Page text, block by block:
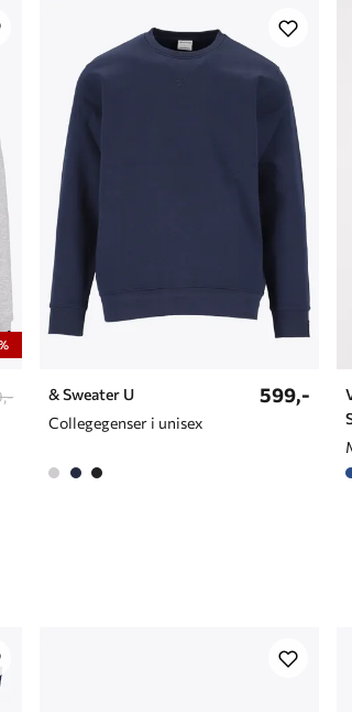
& Sweater U
Collegegenser i unisex
599,-